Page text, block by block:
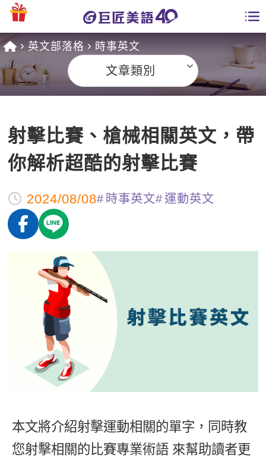
課程總覽
英文課程總表
英文會話
商用英文
英文檢定
TOEIC 多益課程
IELTS 雅思課程
GEPT 全民英檢課程
TOEFL 托福課程
能力養成
自然發音
英文聽力養成
開口溜英文
旅遊英文
基礎字彙
情境閱讀
英文文法技巧
特色課程
主題課程
英語俱樂部
ECAM
線上真人
日語
韓語
外語即時通
兒童美語
一對一家教
點讀筆教材
數位學習教材
全國分校
英文部落格
影音學英文
英文能力測驗
師資團隊
學員故事
學員讚出來
活動花絮
校園贊助
企業服務
學員專區
Recruiting
英文部落格 時事英文
文章類別
射擊比賽、槍械相關英文，帶
你解析超酷的射擊比賽
2024/08/08 時事英文 運動英文
本文將介紹射擊運動相關的單字，同時教
您射擊相關的比賽專業術語 來幫助讀者更